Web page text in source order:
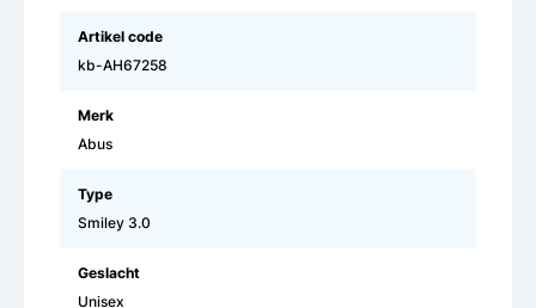
Artikel code
kb-AH67258
Merk
Abus
Type
Smiley 3.0
Geslacht
Unisex